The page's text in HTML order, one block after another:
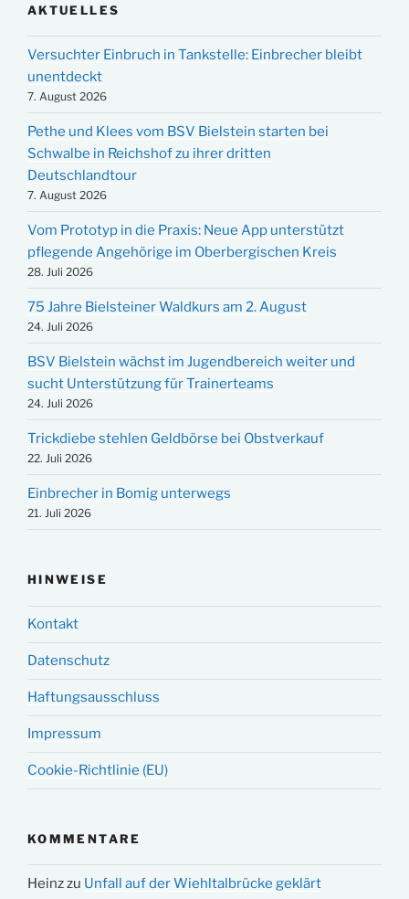
AKTUELLES
Versuchter Einbruch in Tankstelle: Einbrecher bleibt
unentdeckt
7. August 2026
Pethe und Klees vom BSV Bielstein starten bei
Schwalbe in Reichshof zu ihrer dritten
Deutschlandtour
7. August 2026
Vom Prototyp in die Praxis: Neue App unterstützt
pflegende Angehörige im Oberbergischen Kreis
28. Juli 2026
75 Jahre Bielsteiner Waldkurs am 2. August
24. Juli 2026
BSV Bielstein wächst im Jugendbereich weiter und
sucht Unterstützung für Trainerteams
24. Juli 2026
Trickdiebe stehlen Geldbörse bei Obstverkauf
22. Juli 2026
Einbrecher in Bomig unterwegs
21. Juli 2026
HINWEISE
Kontakt
Datenschutz
Haftungsausschluss
Impressum
Cookie-Richtlinie (EU)
KOMMENTARE
Heinzzu Unfall auf der Wiehltalbrücke geklärt